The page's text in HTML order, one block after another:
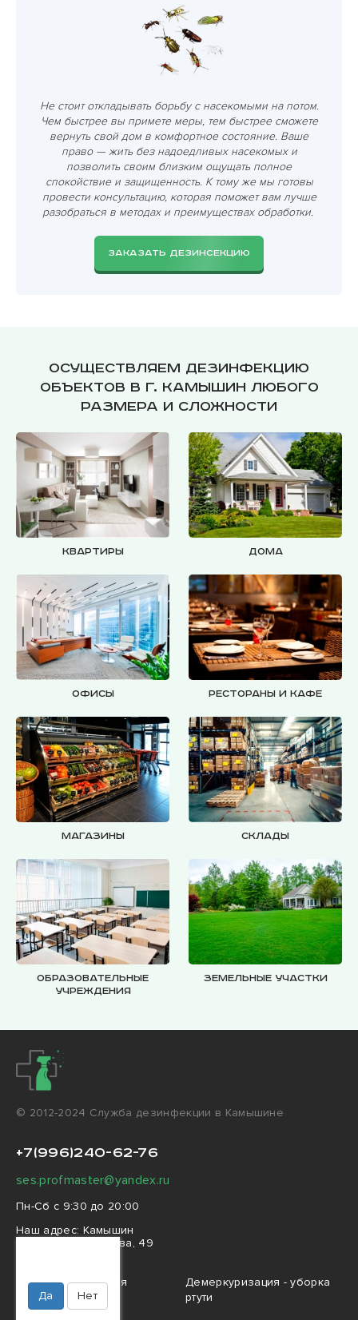
Не стоит откладывать борьбу с насекомыми на потом.
Чем быстрее вы примете меры, тем быстрее сможете
вернуть свой дом в комфортное состояние. Ваше
право — жить без надоедливых насекомых и
позволить своим близким ощущать полное
спокойствие и защищенность. К тому же мы готовы
провести консультацию, которая поможет вам лучше
разобраться в методах и преимуществах обработки.
ЗАКАЗАТЬ ДЕЗИНСЕКЦИЮ
Осуществляем дезинфекцию
объектов в г. Камышин любого
размера и сложности
Квартиры Дома
Офисы Рестораны и кафе
Магазины Склады
Образовательные
учреждения
Земельные участки
© 2012-2024 Cлужба дезинфекции в Камышине
+7(996)240-62-76
ses.profmaster@yandex.ru
Пн-Сб с 9:30 до 20:00
Наш адрес: Камышин
Да Нет
проезд Феоктистова, 49
Профессиональная
дезинфекция
Демеркуризация - уборка
ртути